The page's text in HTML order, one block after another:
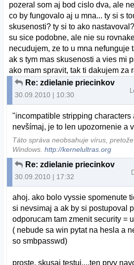
pozeral som aj bod cislo dva, ale
co by fungovalo aj u mna... ty si s
skusenosti? ty si to ako
su sice podobne, ale nie su
necudujem, ze to u mna nefunguje
ak s tym mas skusenosti a vies mi
ako mam spravit, tak ti dakujem za
Re: zdielanie priecinkov
30.09.2010 | 10:30
"incompatible stripping characters
nevšímaj, je to len upozornenie a
Táto správa neobsahuje vírus,
Windows.http://kernelultras.org
Re: zdielanie priecinkov
30.09.2010 | 17:32
ahoj. ako bolo vyssie spomenute
si nevsimaj a ak by si postupoval
odporucam tam zmenit security =
( nebude sa win pytat na hesla a
so smbpasswd)
proste, skusaj testuj....ten prvy